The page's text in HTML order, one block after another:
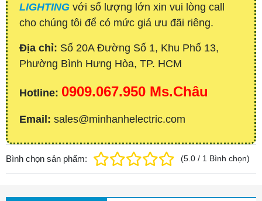
LIGHTING với số lượng lớn xin vui lòng call
cho chúng tôi để có mức giá ưu đãi riêng.
Địa chỉ: Số 20A Đường Số 1, Khu Phố 13,
Phường Bình Hưng Hòa, TP. HCM
Hotline: 0909.067.950 Ms.Châu
Email: sales@minhanhelectric.com
Bình chọn sản phẩm: (5.0 / 1 Bình chọn)